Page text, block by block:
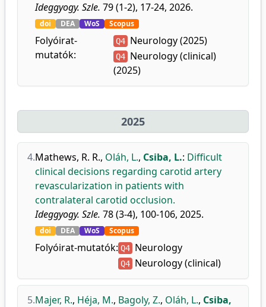
Ideggyogy. Szle. 79 (1-2), 17-24, 2026.
doi DEA WoS Scopus
Folyóirat-
mutatók:
Q4 Neurology (2025)
Q4 Neurology (clinical)
(2025)
2025
4.Mathews, R. R., Oláh, L., Csiba, L.: Difficult
clinical decisions regarding carotid artery
revascularization in patients with
contralateral carotid occlusion.
Ideggyogy. Szle. 78 (3-4), 100-106, 2025.
doi DEA WoS Scopus
Folyóirat-mutatók: Q4 Neurology
Q4 Neurology (clinical)
5.Majer, R., Héja, M., Bagoly, Z., Oláh, L., Csiba,